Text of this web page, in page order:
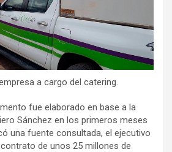
a cargo del catering.
fue elaborado en base a la
Sánchez en los primeros meses
una fuente consultada, el ejecutivo
de unos 25 millones de